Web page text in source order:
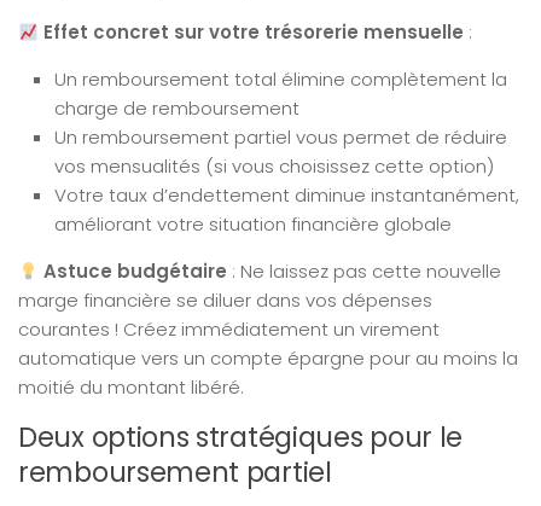
Effet concret sur votre trésorerie mensuelle :
Un remboursement total élimine complètement la
charge de remboursement
Un remboursement partiel vous permet de réduire
vos mensualités (si vous choisissez cette option)
Votre taux d’endettement diminue instantanément,
améliorant votre situation financière globale
Astuce budgétaire : Ne laissez pas cette nouvelle
marge financière se diluer dans vos dépenses
courantes ! Créez immédiatement un virement
automatique vers un compte épargne pour au moins la
moitié du montant libéré.
Deux options stratégiques pour le
remboursement partiel